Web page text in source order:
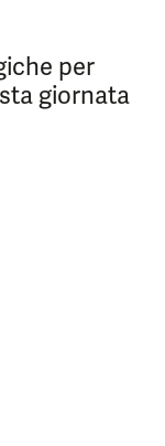
per
giornata